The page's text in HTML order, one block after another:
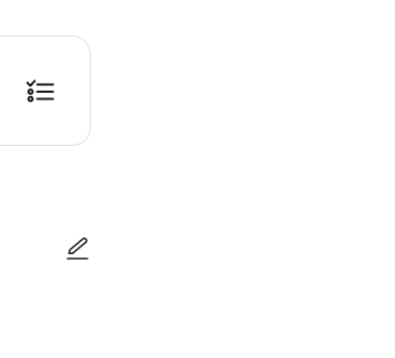
시설 이용일에 한해, 2일간에 1회에 한하여 무료로 이